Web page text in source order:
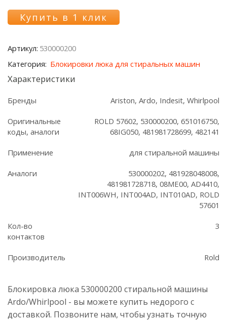
Блокировка
люка
машины
Купить в 1 клик
Артикул: 530000200
Категория: Блокировки люка для стиральных машин
Характеристики
Бренды Ariston, Ardo, Indesit, Whirlpool
Оригинальные
коды, аналоги
ROLD 57602, 530000200, 651016750,
68IG050, 481981728699, 482141
Применение для стиральной машины
Аналоги
530000202, 481928048008,
481981728718, 08ME00, AD4410,
INT006WH, INT004AD, INT010AD, ROLD
57601
Кол-во
контактов
3
Производитель Rold
Блокировка люка 530000200 стиральной машины
Ardo/Whirlpool - вы можете купить недорого с
доставкой. Позвоните нам, чтобы узнать точную